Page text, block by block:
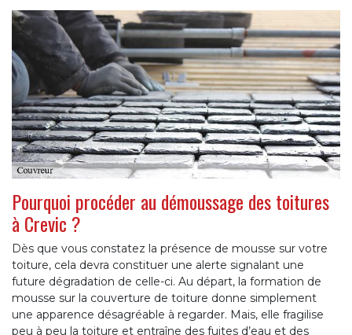
Pourquoi procéder au démoussage des toitures
à Crevic ?
Dès que vous constatez la présence de mousse sur votre
toiture, cela devra constituer une alerte signalant une
future dégradation de celle-ci. Au départ, la formation de
mousse sur la couverture de toiture donne simplement
une apparence désagréable à regarder. Mais, elle fragilise
peu à peu la toiture et entraîne des fuites d’eau et des